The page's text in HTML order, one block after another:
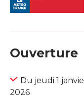
Ouverture
Du jeudi 1
2026